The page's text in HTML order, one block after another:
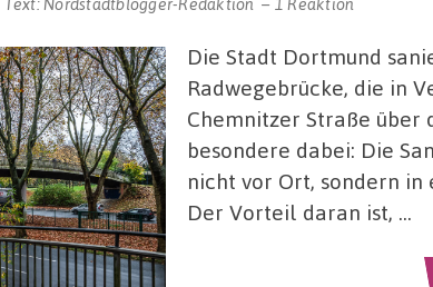
Die Stadt Dortmund
Radwegebrücke, die in
Chemnitzer Straße über
besondere dabei: Die
nicht vor Ort, sondern in
Der Vorteil daran ist, …